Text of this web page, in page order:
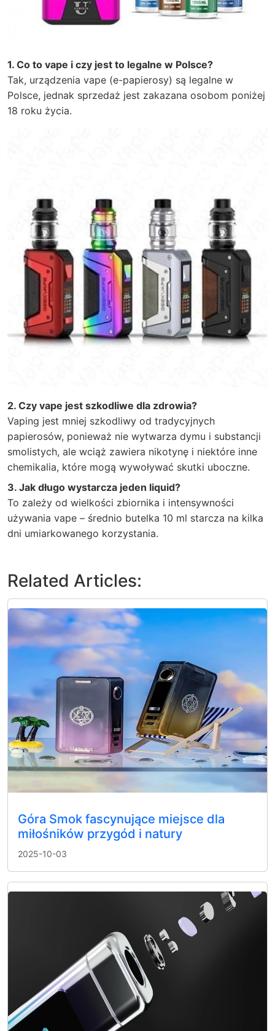
1. Co to vape i czy jest to legalne w Polsce?
Tak, urządzenia vape (e-papierosy) są legalne w
Polsce, jednak sprzedaż jest zakazana osobom poniżej
18 roku życia.
2. Czy vape jest szkodliwe dla zdrowia?
Vaping jest mniej szkodliwy od tradycyjnych
papierosów, ponieważ nie wytwarza dymu i substancji
smolistych, ale wciąż zawiera nikotynę i niektóre inne
chemikalia, które mogą wywoływać skutki uboczne.
3. Jak długo wystarcza jeden liquid?
To zależy od wielkości zbiornika i intensywności
używania vape – średnio butelka 10 ml starcza na kilka
dni umiarkowanego korzystania.
Related Articles:
Góra Smok fascynujące miejsce dla
miłośników przygód i natury
2025-10-03